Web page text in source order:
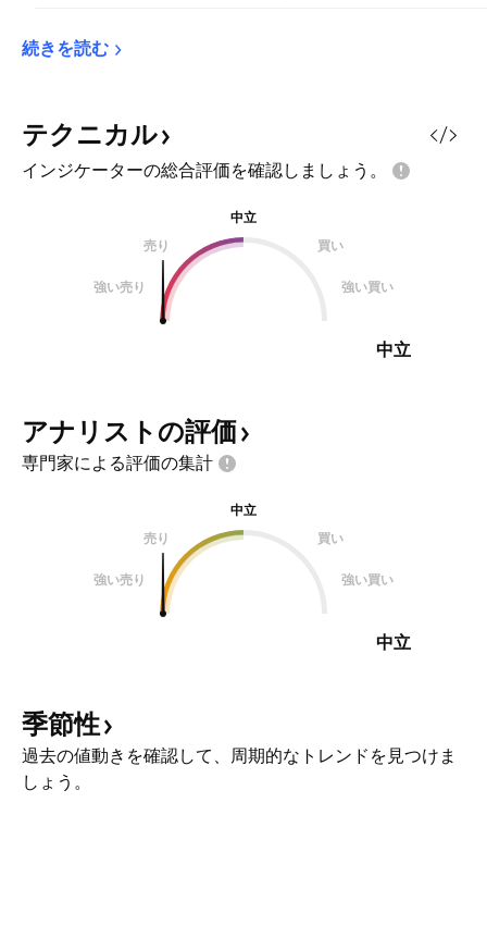
続きを読む
テクニカル
インジケーターの総合評価を確認しましょう。
中立
売り
買い
強い売り 強い買い
中立
アナリストの評価
専門家による評価の集計
中立
売り
買い
強い売り 強い買い
中立
季節性
過去の値動きを確認して、周期的なトレンドを見つけま
しょう。